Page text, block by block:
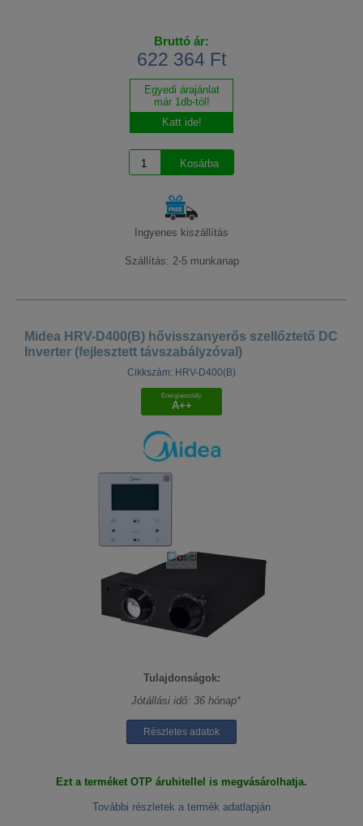
Bruttó ár:
622 364 Ft
Egyedi árajánlat
már 1db-tól!
Katt ide!
Ingyenes kiszállítás
Szállítás: 2-5 munkanap
Midea HRV-D400(B) hővisszanyerős szellőztető DC
Inverter (fejlesztett távszabályzóval)
Cikkszám: HRV-D400(B)
Energiaosztály
A++
Tulajdonságok:
Jótállási idő: 36 hónap*
Részletes adatok
Ezt a terméket OTP áruhitellel is megvásárolhatja.
További részletek a termék adatlapján